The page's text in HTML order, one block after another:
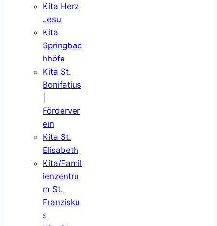
Kita Herz
Jesu
Kita
Springbac
hhöfe
Kita St.
Bonifatius
Förderver
ein
Kita St.
Elisabeth
Kita/Famil
ienzentru
m St.
Franzisku
s